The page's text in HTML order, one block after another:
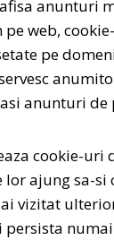
anunturi
web,
pe
anunturi de
cookie-
ajung sa-
vizitat